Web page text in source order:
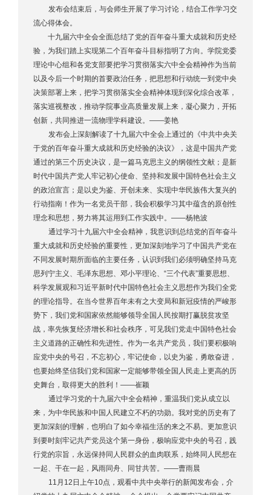
发布会结束后，与会师生开展了学习讨论，结合工作学习交
流心得体会。
十九届六中全会全面总结了党的百年奋斗重大成就和历史经
验，为我们踏上实现第二个百年奋斗目标指明了方向。学院党委
理论中心组和各党支部要把学习贯彻落实六中全会精神作为当前
以及今后一个时期的首要政治任务，把思想和行动统一到党中央
决策部署上来，把学习贯彻落实全会精神体现到深化综合改革，
落实巡视整改，推动学院事业高质量发展上来，凝心聚力，开拓
创新，共同推进一流物理学科建设。——姜艳
发布会上深刻解读了十九届六中全会上通过的《中共中央关
于党的百年奋斗重大成就和历史经验的决议》，这是中国共产党
通过的第三个历史决议，是一篇马克思主义的纲领性文献；是新
时代中国共产党人牢记初心使命、坚持和发展中国特色社会主义
的政治宣言；是以史为鉴、开创未来、实现中华民族伟大复兴的
行动指南！作为一名党员干部，我会积极学习其中蕴含的原创性
理念和思想，努力将其运用到工作实践中。——杨艳波
通过学习十九届六中全会精神，我意识到总结党的百年奋斗
重大成就和历史经验的重要性，更加深刻地学习了中国共产党在
不同发展时期所面临的主要任务，认识到我们必须明确坚持马克
思列宁主义、毛泽东思想、邓小平理论、“三个代表”重要思想、
科学发展观和习近平新时代中国特色社会主义思想作为我们全党
的理论指导。在当今世界百年未有之大变局和新冠疫情的严峻形
势下，我们党和国家依然能够领导全国人民按期打赢脱贫攻坚
战，率先恢复经济增长和社会秩序，可见我们党走中国特色社会
主义道路的正确性和先进性。作为一名共产党员，我们要积极响
应党中央的号召，不忘初心，牢记使命，以史为鉴，勇敢奋进，
也要始终坚信我们党和国家一定能够带领全国人民走上更高的历
史舞台，取得更大的胜利！——崔颖
通过学习党的十九届六中全会精神，重温我们党从成立以
来，为中华民族和中国人民建立不朽的功勋。我对党的历史有了
更加深刻的理解，也明白了如今幸福生活的来之不易。更加意识
到要时刻牢记共产党员这个第一身份，极响应党中央的号召，践
行党的宗旨，永远保持同人民群众的血肉联系，始终同人民想在
一起、干在一起，风雨同舟、同甘共苦。——曹雨晨
11月12日上午10点，观看中共中央举行的新闻发布会，介